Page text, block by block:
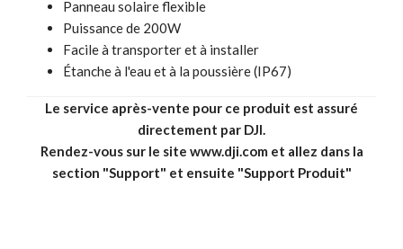
Panneau solaire flexible
Puissance de 200W
Facile à transporter et à installer
Étanche à l'eau et à la poussière (IP67)
Le service après-vente pour ce produit est assuré
directement par DJI.
Rendez-vous sur le site www.dji.com et allez dans la
section "Support" et ensuite "Support Produit"